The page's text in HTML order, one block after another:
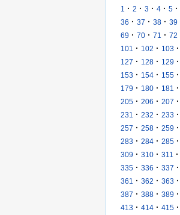
1 · 2 · 3 · 4 · 5 ·
36 · 37 · 38 · 39
69 · 70 · 71 · 72
101
· 102 · 103 ·
127 · 128 · 129 ·
153 · 154 · 155 ·
179 · 180 · 181 ·
205 · 206 · 207 ·
231
· 232 · 233 ·
257 · 258 · 259 ·
283 · 284 · 285 ·
309 · 310 · 311 ·
335 · 336 · 337 ·
361
· 362 · 363 ·
387 · 388 · 389 ·
413 · 414 · 415 ·